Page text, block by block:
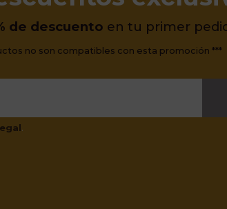
de descuento en tu primer
no son compatibles con esta promoción ***
.